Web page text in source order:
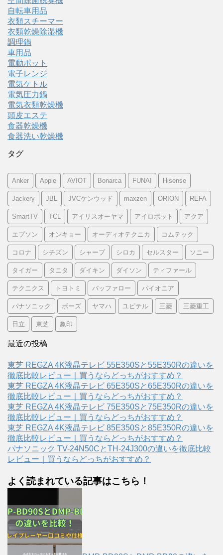
自転車用品
衣類スチーマー
衣類乾燥除湿機
調理鍋
車用品
電動ポット
電子レンジ
電気ケトル
電気圧力鍋
電気衣類乾燥機
頭皮エステ
食器乾燥機
食器洗い乾燥機
タグ
Anker Apple AVIOT Bonarca FUNAI Hisense
Jackery JBL JVCケンウッド maxzen ORION REFA
SmartTV TCL アイリスオーヤマ アイロボット アクア
エプソン オンキョー オーディオテクニカ コムテック
コロナ シチズン シャープ シロカ セルスター ソニー
タイガー タニタ ダイキン ダイソン ティファール
テクニクス トヨトミ バッファロー パイオニア
パナソニック ボーズ ヤマハ ユピテル 三菱 三菱重工
日立 東芝 象印
最近の投稿
東芝 REGZA 4K液晶テレビ 55E350Sと55E350Rの違いを
徹底比較レビュー｜買うならどっちがおすすめ？
東芝 REGZA 4K液晶テレビ 65E350Sと65E350Rの違いを
徹底比較レビュー｜買うならどっちがおすすめ？
東芝 REGZA 4K液晶テレビ 75E350Sと75E350Rの違いを
徹底比較レビュー｜買うならどっちがおすすめ？
東芝 REGZA 4K液晶テレビ 85E350Sと85E350Rの違いを
徹底比較レビュー｜買うならどっちがおすすめ？
パナソニック TV-24N50CとTH-24J300の違いを徹底比較
レビュー｜買うならどっちがおすすめ？
よく読まれている記事はこちら！